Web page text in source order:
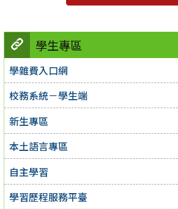
學生專區
學雜費入口網
校務系統－學生端
新生專區
本土語言專區
自主學習
學習歷程服務平臺